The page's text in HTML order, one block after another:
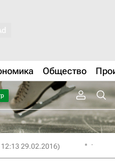
Общество
29.02.2016)